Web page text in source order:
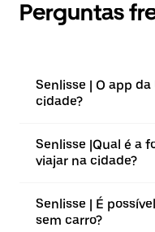
Perguntas
Senlisse | O app
cidade?
Senlisse |⁠Qual é a
viajar na cidade?
Senlisse | É
sem carro?